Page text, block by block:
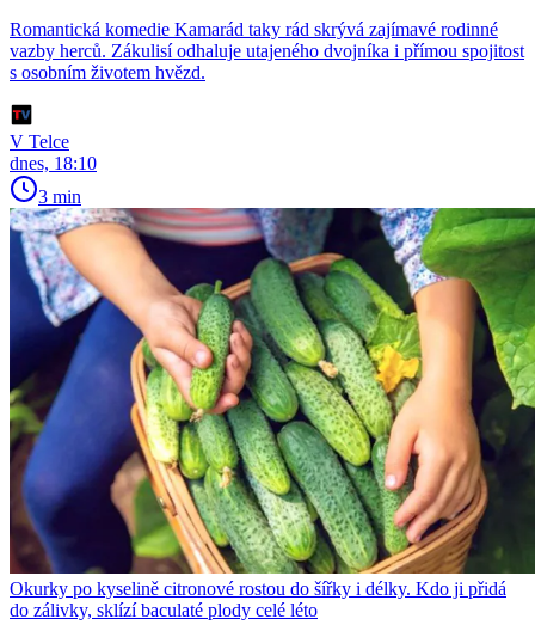
Romantická komedie Kamarád taky rád skrývá zajímavé rodinné
vazby herců. Zákulisí odhaluje utajeného dvojníka i přímou spojitost
s osobním životem hvězd.
V Telce
dnes, 18:10
3 min
Okurky po kyselině citronové rostou do šířky i délky. Kdo ji přidá
do zálivky, sklízí baculaté plody celé léto